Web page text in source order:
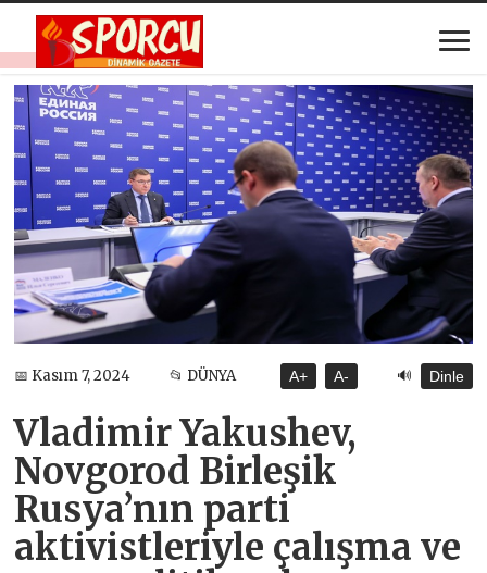
📅 Kasım 7, 2024 📂 DÜNYA A+ A- 🔊 Dinle
Vladimir Yakushev,
Novgorod Birleşik
Rusya’nın parti
aktivistleriyle çalışma ve